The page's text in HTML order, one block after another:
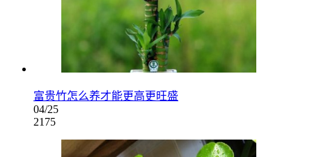
富贵竹怎么养才能更高更旺盛
04/25
2175